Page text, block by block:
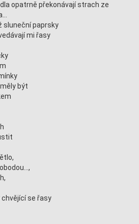
opatrně překonávají strach ze
sluneční paprsky
mi řasy
být
chvějící se řasy